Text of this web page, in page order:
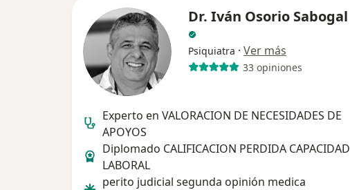
Dr. Iván Osorio Sabogal
Psiquiatra · Ver más
33 opiniones
Experto en VALORACION DE NECESIDADES DE
APOYOS
Diplomado CALIFICACION PERDIDA CAPACIDAD
LABORAL
perito judicial segunda opinión medica